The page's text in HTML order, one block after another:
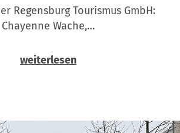
Regensburg Tourismus GmbH:
Chayenne Wache,…
weiterlesen